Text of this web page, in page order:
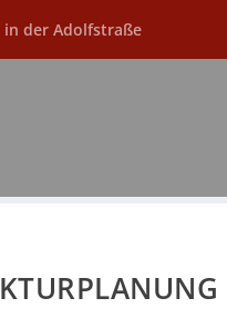
der Adolfstraße